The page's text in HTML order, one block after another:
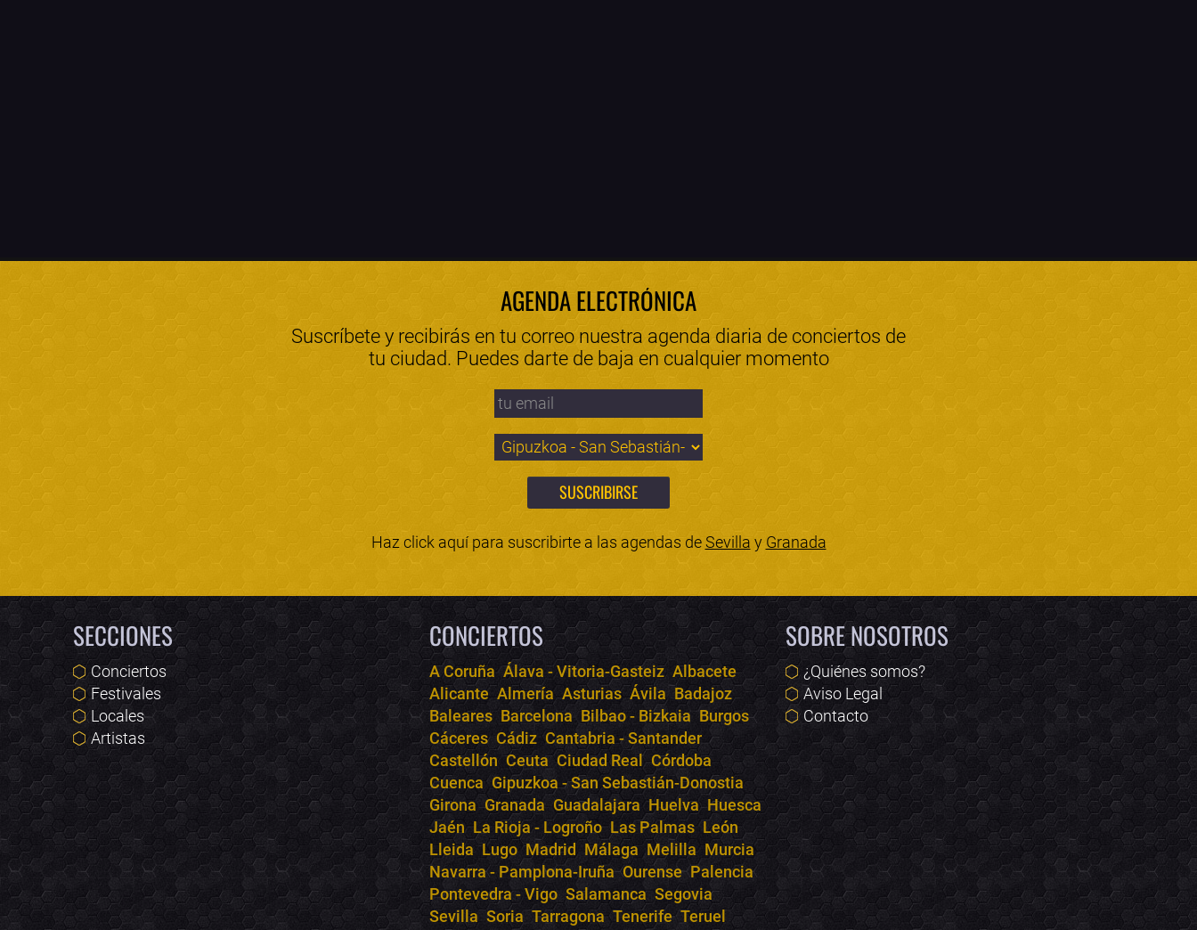
AGENDA ELECTRÓNICA
Suscríbete y recibirás en tu correo nuestra agenda diaria de conciertos de
tu ciudad. Puedes darte de baja en cualquier momento
Haz click aquí para suscribirte a las agendas deSevilla y Granada
SECCIONES
Conciertos
Festivales
Locales
Artistas
CONCIERTOS
A Coruña Álava - Vitoria-Gasteiz Albacete
Alicante Almería Asturias Ávila Badajoz
Baleares Barcelona Bilbao - Bizkaia Burgos
Cáceres Cádiz Cantabria - Santander
Castellón Ceuta Ciudad Real
Córdoba
Cuenca Gipuzkoa - San Sebastián-Donostia
Girona Granada Guadalajara Huelva Huesca
Jaén La Rioja - Logroño Las Palmas León
Lleida Lugo Madrid Málaga Melilla Murcia
Navarra - Pamplona-Iruña Ourense Palencia
Pontevedra - Vigo Salamanca Segovia
Sevilla Soria Tarragona Tenerife Teruel
SOBRE NOSOTROS
¿Quiénes somos?
Aviso Legal
Contacto
Online · Te ayudo a encontrar conciertos